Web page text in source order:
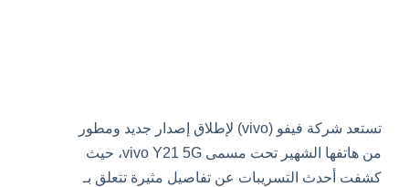
تستعد شركة فيفو (vivo) لإطلاق إصدار جديد ومطور
من هاتفها الشهير تحت مسمى vivo Y21 5G، حيث
كشفت أحدث التسريبات عن تفاصيل مثيرة تتعلق بـ